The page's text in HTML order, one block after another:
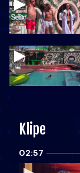
Klipe
02:57